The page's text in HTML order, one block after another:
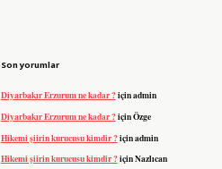
Son yorumlar
Diyarbakır Erzurum ne kadar ?içinadmin
Diyarbakır Erzurum ne kadar ?içinÖzge
Hikemi şiirin kurucusu kimdir ?içinadmin
Hikemi şiirin kurucusu kimdir ?içinNazlıcan